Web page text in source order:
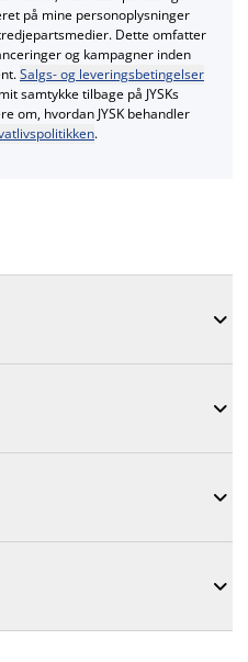
på mine personoplysninger
Dette omfatter
og kampagner inden
Salgs- og leveringsbetingelser
samtykke tilbage på JYSKs
om, hvordan JYSK behandler
.



